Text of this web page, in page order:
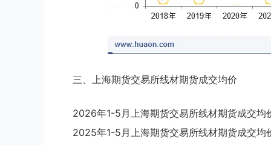
三、上海期货交易所线材期货成交均价
2026年1-5月上海期货交易所线材期货成交
2025年1-5月上海期货交易所线材期货成交